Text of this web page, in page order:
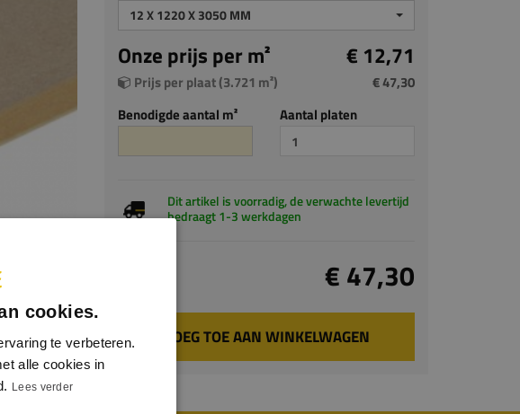
12 X 1220 X 3050 MM
Onze prijs per m² € 12,71
Prijs per plaat (3.721 m²)
€ 47,30
Benodigde aantal m²
Aantal platen
Dit artikel is voorradig, de verwachte levertijd
bedraagt 1-3 werkdagen
€ 47,30
VOEG TOE AAN WINKELWAGEN
cookies.
te verbeteren.
alle cookies in
Lees verder